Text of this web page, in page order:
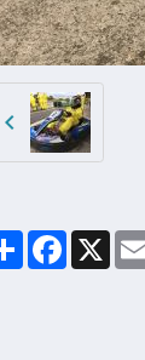
PartagerFacebook
X